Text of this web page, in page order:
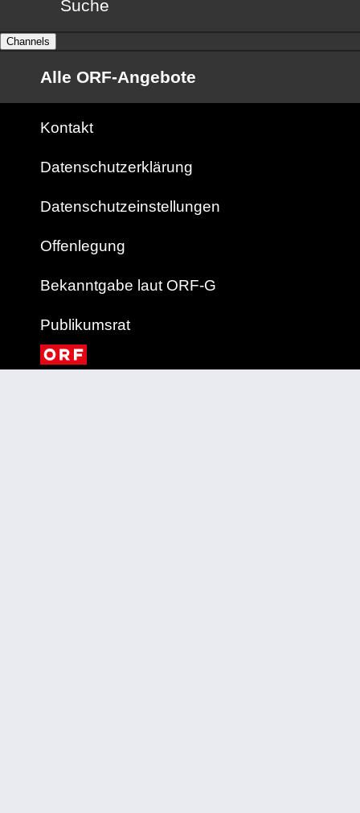
Suche
Channels
Alle ORF-Angebote
Kontakt
Datenschutzerklärung
Datenschutzeinstellungen
Offenlegung
Bekanntgabe laut ORF-G
Publikumsrat